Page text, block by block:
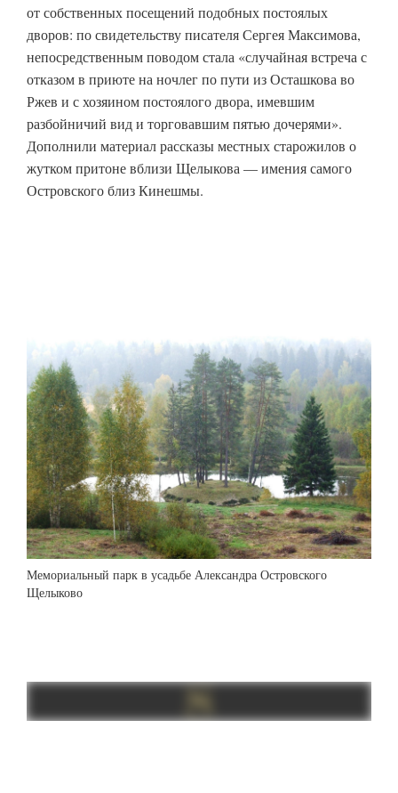
от собственных посещений подобных постоялых
дворов: по свидетельству писателя Сергея Максимова,
непосредственным поводом стала «случайная встреча с
отказом в приюте на ночлег по пути из Осташкова во
Ржев и с хозяином постоялого двора, имевшим
разбойничий вид и торговавшим пятью дочерями».
Дополнили материал рассказы местных старожилов о
жутком притоне вблизи Щелыкова — имения самого
Островского близ Кинешмы.
Мемориальный парк в усадьбе Александра Островского
Щелыково